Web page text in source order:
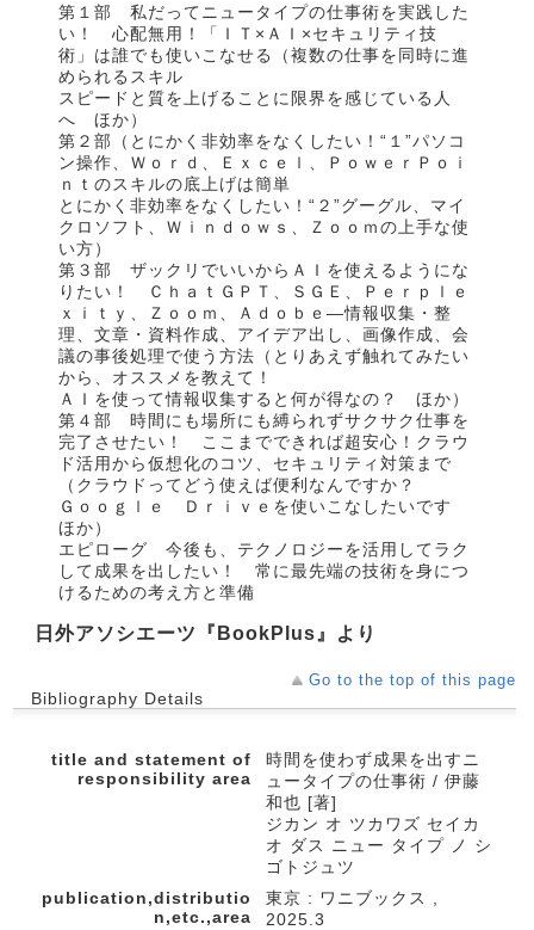
第１部 私だってニュータイプの仕事術を実践した
い！ 心配無用！「ＩＴ×ＡＩ×セキュリティ技
術」は誰でも使いこなせる（複数の仕事を同時に進
められるスキル
スピードと質を上げることに限界を感じている人
へ ほか）
第２部（とにかく非効率をなくしたい！“１”パソコ
ン操作、Ｗｏｒｄ、Ｅｘｃｅｌ、ＰｏｗｅｒＰｏｉ
ｎｔのスキルの底上げは簡単
とにかく非効率をなくしたい！“２”グーグル、マイ
クロソフト、Ｗｉｎｄｏｗｓ、Ｚｏｏｍの上手な使
い方）
第３部 ザックリでいいからＡＩを使えるようにな
りたい！ ＣｈａｔＧＰＴ、ＳＧＥ、Ｐｅｒｐｌｅ
ｘｉｔｙ、Ｚｏｏｍ、Ａｄｏｂｅ―情報収集・整
理、文章・資料作成、アイデア出し、画像作成、会
議の事後処理で使う方法（とりあえず触れてみたい
から、オススメを教えて！
ＡＩを使って情報収集すると何が得なの？ ほか）
第４部 時間にも場所にも縛られずサクサク仕事を
完了させたい！ ここまでできれば超安心！クラウ
ド活用から仮想化のコツ、セキュリティ対策まで
（クラウドってどう使えば便利なんですか？
Ｇｏｏｇｌｅ Ｄｒｉｖｅを使いこなしたいです
ほか）
エピローグ 今後も、テクノロジーを活用してラク
して成果を出したい！ 常に最先端の技術を身につ
けるための考え方と準備
日外アソシエーツ『BookPlus』より
Go to the top of this page
Bibliography Details
title and statement of
responsibility area
時間を使わず成果を出すニ
ュータイプの仕事術 / 伊藤
和也 [著]
ジカン オ ツカワズ セイカ
オ ダス ニュー タイプ ノ シ
ゴトジュツ
publication,distributio
n,etc.,area
東京 : ワニブックス ,
2025.3